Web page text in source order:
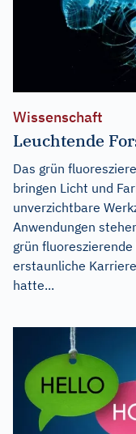
Wissenschaft
Leuchtende
Das grün
bringen Licht und
unverzichtbare
Anwendungen
grün
erstaunliche
hatte...